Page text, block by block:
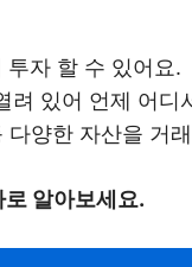
투자 할 수 있어요.
려 있어 언제 어디
다양한 자산을 거
알아보세요.